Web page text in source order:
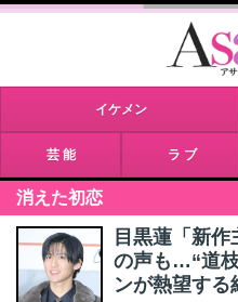
イケメン
芸 能 ラ ブ
消えた初恋
目黒蓮「新
の声も…“道
ンが熱望する